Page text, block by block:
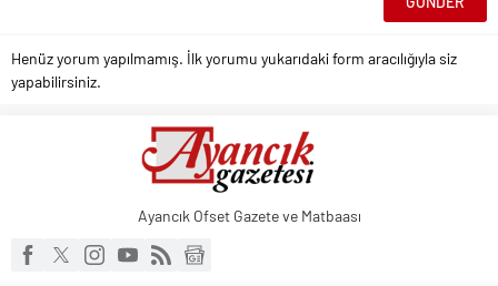
Henüz yorum yapılmamış. İlk yorumu yukarıdaki form aracılığıyla siz
yapabilirsiniz.
Ayancık Ofset Gazete ve Matbaası